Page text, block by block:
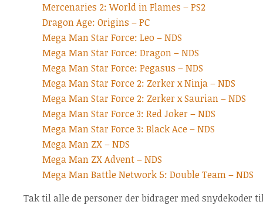
Mercenaries 2: World in Flames – PS2
Dragon Age: Origins – PC
Mega Man Star Force: Leo – NDS
Mega Man Star Force: Dragon – NDS
Mega Man Star Force: Pegasus – NDS
Mega Man Star Force 2: Zerker x Ninja – NDS
Mega Man Star Force 2: Zerker x Saurian – NDS
Mega Man Star Force 3: Red Joker – NDS
Mega Man Star Force 3: Black Ace – NDS
Mega Man ZX – NDS
Mega Man ZX Advent – NDS
Mega Man Battle Network 5: Double Team – NDS
Tak til alle de personer der bidrager med snydekoder